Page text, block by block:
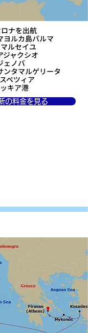
ナを出航
ヨルカ島パルマ
ルセイユ
ャクシオ
ェノバ
ンタマルゲリータ
ペツィア
キア港
の料金を見る